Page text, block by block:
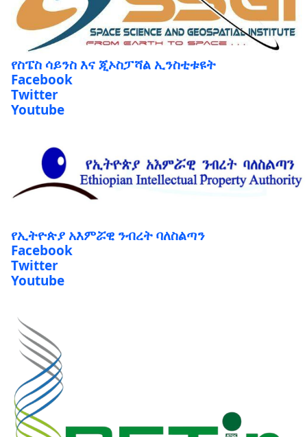
የስፔስ ሳይንስ እና ጂኦስፓሻል ኢንስቲቱዩት
Facebook
Twitter
Youtube
የኢትዮጵያ አእምሯዊ ንብረት ባለስልጣን
Facebook
Twitter
Youtube